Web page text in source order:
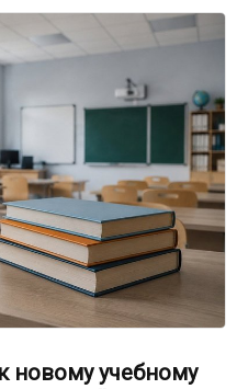
новому учебному